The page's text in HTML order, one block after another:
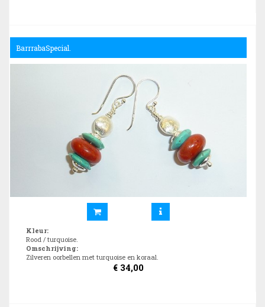
BarrrabaSpecial.
Kleur:
Rood / turquoise.
Omschrijving:
Zilveren oorbellen met turquoise en koraal.
€ 34,00